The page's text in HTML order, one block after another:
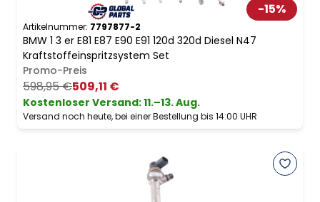
-15%
Artikelnummer: 7797877-2
BMW 1 3 er E81 E87 E90 E91 120d 320d Diesel N47
Kraftstoffeinspritzsystem Set
Promo-Preis
598,95 €509,11 €
Kostenloser Versand:11.–13. Aug.
Versand noch heute, bei einer Bestellung bis 14:00 UHR